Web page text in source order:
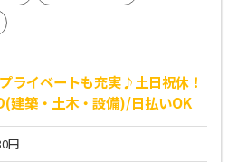
ライベートも充実♪土日祝休！
建築・土木・設備)/日払いOK
円